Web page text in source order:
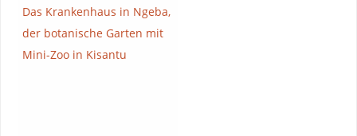
Das Krankenhaus in Ngeba,
der botanische Garten mit
Mini-Zoo in Kisantu